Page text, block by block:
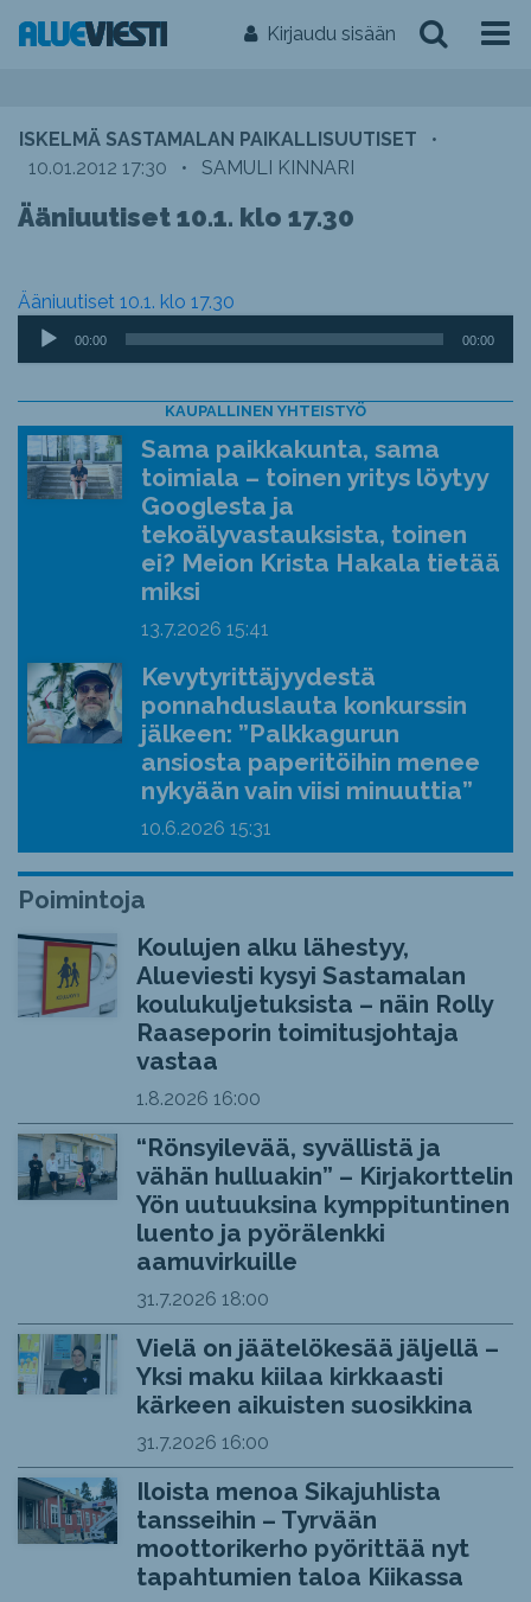
Kirjaudu sisään
ISKELMÄ SASTAMALAN PAIKALLISUUTISET
•
10.01.2012 17:30
• SAMULI KINNARI
Ääniuutiset 10.1. klo 17.30
Ääniuutiset 10.1. klo 17.30
Äänitoistin
00:00 00:00
KAUPALLINEN YHTEISTYÖ
Sama paikkakunta, sama
toimiala – toinen yritys löytyy
Googlesta ja
tekoälyvastauksista, toinen
ei? Meion Krista Hakala tietää
miksi
13.7.2026 15:41
Kevytyrittäjyydestä
ponnahduslauta konkurssin
jälkeen: ”Palkkagurun
ansiosta paperitöihin menee
nykyään vain viisi minuuttia”
10.6.2026 15:31
Poimintoja
Koulujen alku lähestyy,
Alueviesti kysyi Sastamalan
koulukuljetuksista – näin Rolly
Raaseporin toimitusjohtaja
vastaa
1.8.2026 16:00
“Rönsyilevää, syvällistä ja
vähän hulluakin” – Kirjakorttelin
Yön uutuuksina kymppituntinen
luento ja pyörälenkki
aamuvirkuille
31.7.2026 18:00
Vielä on jäätelökesää jäljellä –
Yksi maku kiilaa kirkkaasti
kärkeen aikuisten suosikkina
31.7.2026 16:00
Iloista menoa Sikajuhlista
tansseihin – Tyrvään
moottorikerho pyörittää nyt
tapahtumien taloa Kiikassa